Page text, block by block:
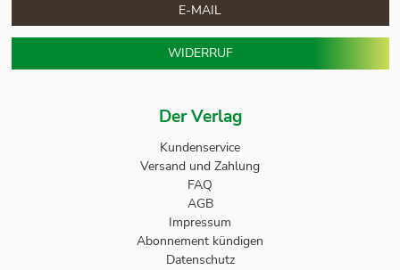
Der Verlag
Kundenservice
Versand und Zahlung
FAQ
AGB
Impressum
Abonnement kündigen
Datenschutz
E-MAIL
WIDERRUF